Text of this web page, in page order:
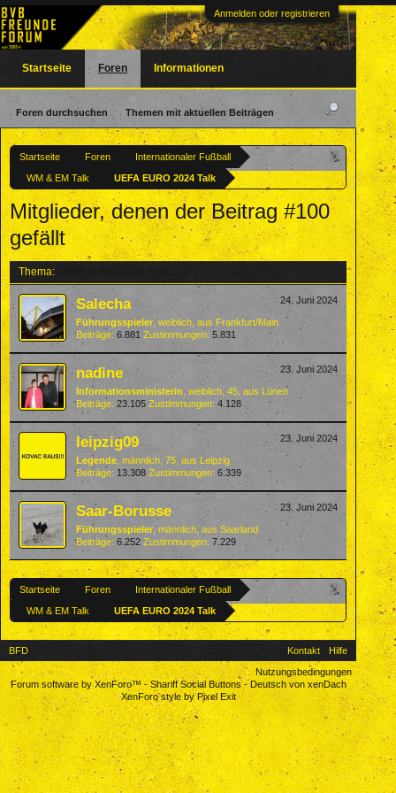
Anmelden oder registrieren
Startseite Foren
Internationaler Fußball
WM & EM Talk
UEFA EURO 2024 Talk
Mitglieder, denen der Beitrag #100
gefällt
Thema:
24. Juni 2024
Salecha
Führungsspieler , weiblich, aus Frankfurt/Main
Beiträge: 6.881 Zustimmungen: 5.831
23. Juni 2024
nadine
Informationsministerin , weiblich, 45, aus Lünen
Beiträge: 23.105 Zustimmungen: 4.128
23. Juni 2024
leipzig09
Legende , männlich, 75, aus Leipzig
Beiträge: 13.308 Zustimmungen: 6.339
23. Juni 2024
Saar-Borusse
Führungsspieler , männlich, aus Saarland
Beiträge: 6.252 Zustimmungen: 7.229
Startseite Foren
Internationaler Fußball
WM & EM Talk
UEFA EURO 2024 Talk
Startseite Foren
Foren durchsuchen Themen mit aktuellen Beiträgen
Informationen
BFD Kontakt
Hilfe
Nutzungsbedingungen
Forum software by XenForo™- Shariff Social Buttons-Deutsch von xenDach
XenForo style by Pixel Exit